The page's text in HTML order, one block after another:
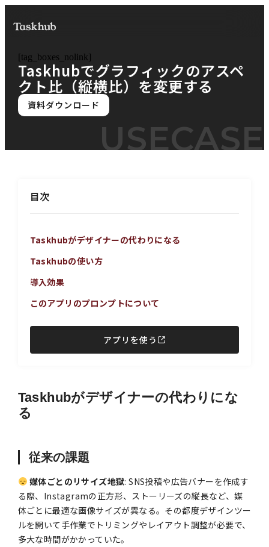
[tag_boxes_nolink]
Taskhubでグラフィックのアスペ
クト比（縦横比）を変更する
資料ダウンロード
USECASE
Taskhubがデザイナーの代わりにな
る
従来の課題
媒体ごとのリサイズ地獄: SNS投稿や広告バナーを作成す
る際、Instagramの正方形、ストーリーズの縦長など、媒
体ごとに最適な画像サイズが異なる。その都度デザインツー
ルを開いて手作業でトリミングやレイアウト調整が必要で、
多大な時間がかかっていた。
目次
Taskhubがデザイナーの代わりになる
Taskhubの使い方
導入効果
このアプリのプロンプトについて
アプリを使う